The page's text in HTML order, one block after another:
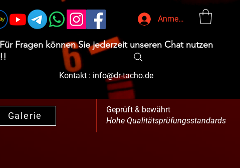
Anmelden
Für Fragen können Sie jederzeit unseren Chat nutzen
!!
Kontakt : info@dr-tacho.de
Galerie
Geprüft & bewährt
Hohe Qualitätsprüfungsstandards